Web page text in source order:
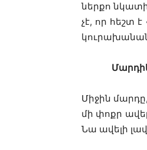
ներքո
չէ, որ հեշտ
Միջին
մի փոքր
Նա ավելի